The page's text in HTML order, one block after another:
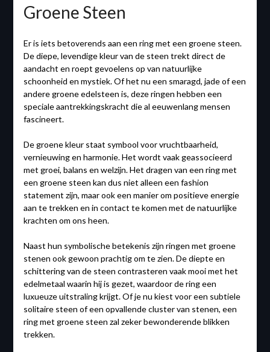
Groene Steen
Er is iets betoverends aan een ring met een groene steen.
De diepe, levendige kleur van de steen trekt direct de
aandacht en roept gevoelens op van natuurlijke
schoonheid en mystiek. Of het nu een smaragd, jade of een
andere groene edelsteen is, deze ringen hebben een
speciale aantrekkingskracht die al eeuwenlang mensen
fascineert.
De groene kleur staat symbool voor vruchtbaarheid,
vernieuwing en harmonie. Het wordt vaak geassocieerd
met groei, balans en welzijn. Het dragen van een ring met
een groene steen kan dus niet alleen een fashion
statement zijn, maar ook een manier om positieve energie
aan te trekken en in contact te komen met de natuurlijke
krachten om ons heen.
Naast hun symbolische betekenis zijn ringen met groene
stenen ook gewoon prachtig om te zien. De diepte en
schittering van de steen contrasteren vaak mooi met het
edelmetaal waarin hij is gezet, waardoor de ring een
luxueuze uitstraling krijgt. Of je nu kiest voor een subtiele
solitaire steen of een opvallende cluster van stenen, een
ring met groene steen zal zeker bewonderende blikken
trekken.